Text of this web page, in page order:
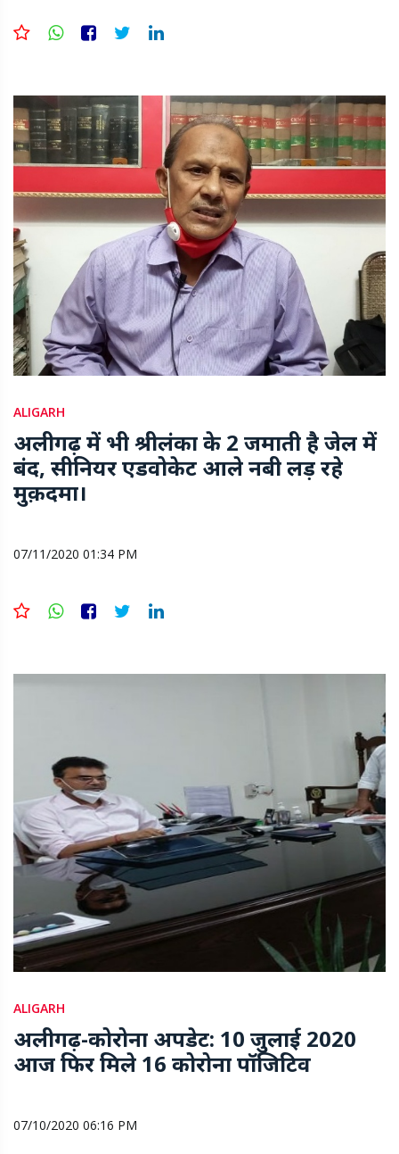
ALIGARH
अलीगढ़ में भी श्रीलंका के 2 जमाती है जेल में
बंद, सीनियर एडवोकेट आले नबी लड़ रहे
मुक़दमा।
07/11/2020 01:34 PM
ALIGARH
अलीगढ़-कोरोना अपडेट: 10 जुलाई 2020
आज फिर मिले 16 कोरोना पॉजिटिव
07/10/2020 06:16 PM